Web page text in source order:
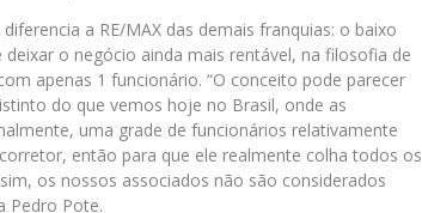
a RE/MAX das demais franquias: o baixo
o negócio ainda mais rentável, na filosofia de
apenas 1 funcionário. “O conceito pode parecer
do que vemos hoje no Brasil, onde as
uma grade de funcionários relativamente
então para que ele realmente colha todos os
os nossos associados não são considerados
Pedro Pote.